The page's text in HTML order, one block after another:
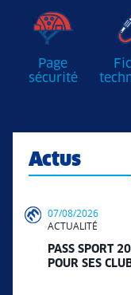
Page
sécurité
Actus
07/08/2026
ACTUALITÉ
PASS SPORT
POUR SES